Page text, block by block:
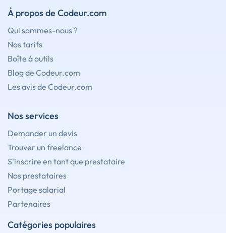
À propos de Codeur.com
Qui sommes-nous ?
Nos tarifs
Boîte à outils
Blog de Codeur.com
Les avis de Codeur.com
Nos services
Demander un devis
Trouver un freelance
S'inscrire en tant que prestataire
Nos prestataires
Portage salarial
Partenaires
Catégories populaires